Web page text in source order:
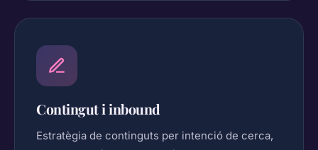
Contingut i inbound
Estratègia de continguts per intenció de cerca,